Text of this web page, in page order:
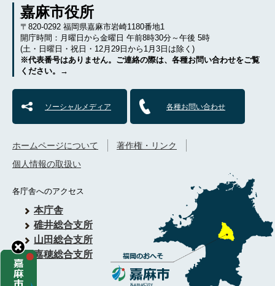
嘉麻市役所
〒820-0292 福岡県嘉麻市岩崎1180番地1
開庁時間：月曜日から金曜日 午前8時30分～午後 5時
(土・日曜日・祝日・12月29日から1月3日は除く)
※代表番号はありません。ご連絡の際は、各種お問い合わせをご覧
ください。→
ソーシャルメディア 各種お問い合わせ
各庁舎へのアクセス
本庁舎
碓井総合支所
山田総合支所
嘉穂総合支所
ホームページについて
著作権・リンク
個人情報の取扱い